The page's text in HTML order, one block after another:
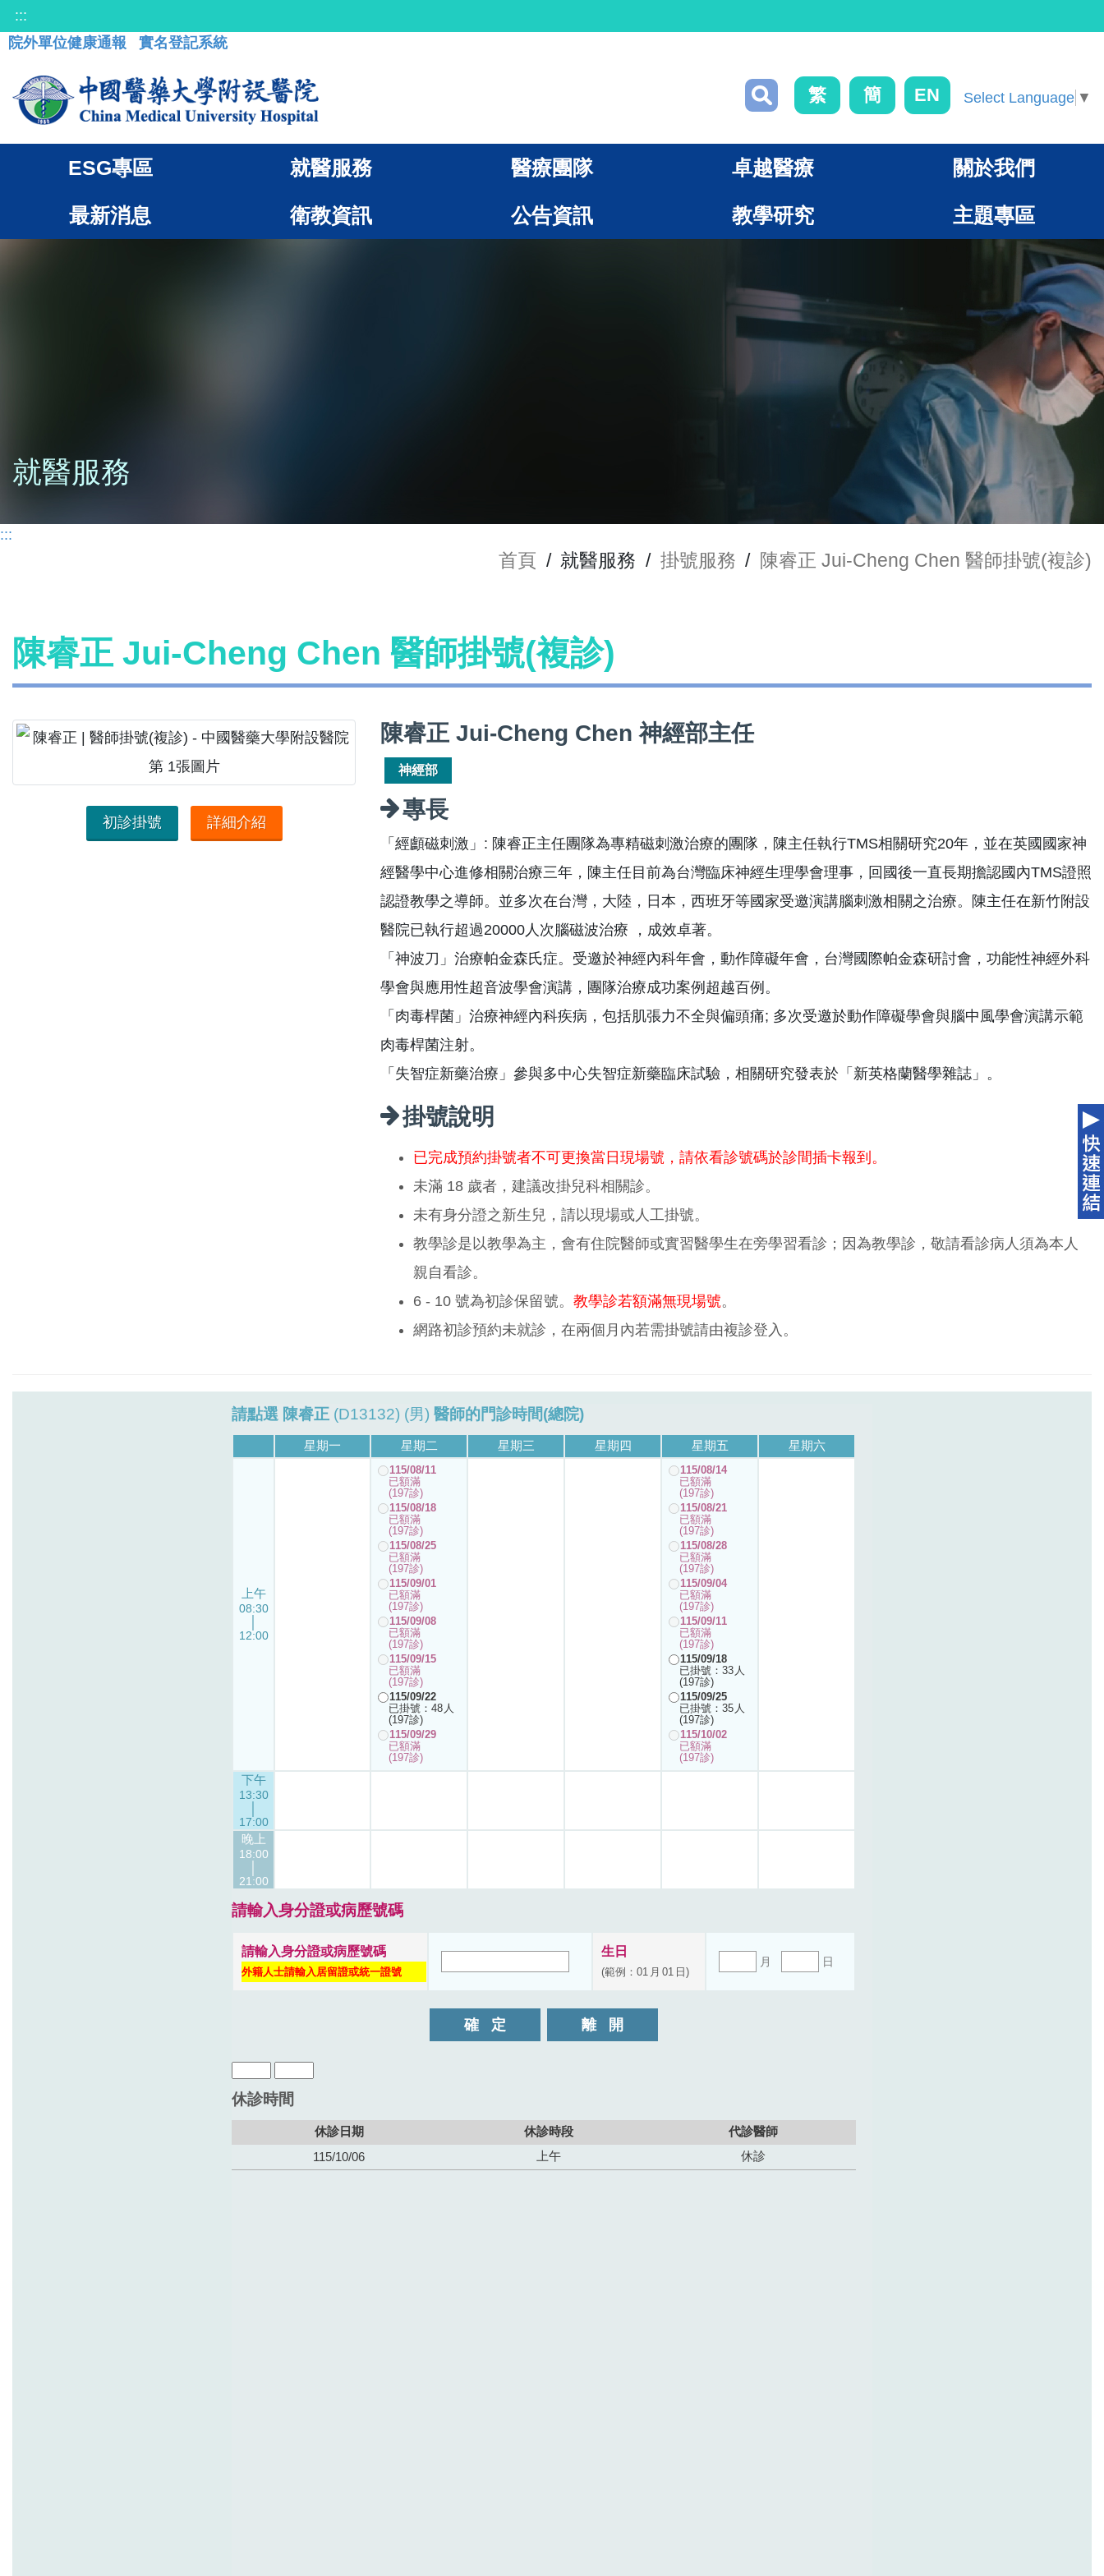
:::
院外單位健康通報
實名登記系統
繁 簡 EN Select Language ▼
ESG專區 就醫服務 醫療團隊 卓越醫療 關於我們
最新消息 衛教資訊 公告資訊 教學研究 主題專區
就醫服務
:::
首頁 / 就醫服務 / 掛號服務 / 陳睿正 Jui-Cheng Chen 醫師掛號(複診)
陳睿正 Jui-Cheng Chen 醫師掛號(複診)
初診掛號 詳細介紹
陳睿正 Jui-Cheng Chen 神經部主任
神經部
專長
「經顱磁刺激」: 陳睿正主任團隊為專精磁刺激治療的團隊，陳主任執行TMS相關研究20年，並在英國國家神
經醫學中心進修相關治療三年，陳主任目前為台灣臨床神經生理學會理事，回國後一直長期擔認國內TMS證照
認證教學之導師。並多次在台灣，大陸，日本，西班牙等國家受邀演講腦刺激相關之治療。陳主任在新竹附設
醫院已執行超過20000人次腦磁波治療 ，成效卓著。
「神波刀」治療帕金森氏症。受邀於神經內科年會，動作障礙年會，台灣國際帕金森研討會，功能性神經外科
學會與應用性超音波學會演講，團隊治療成功案例超越百例。
「肉毒桿菌」治療神經內科疾病，包括肌張力不全與偏頭痛; 多次受邀於動作障礙學會與腦中風學會演講示範
肉毒桿菌注射。
「失智症新藥治療」參與多中心失智症新藥臨床試驗，相關研究發表於「新英格蘭醫學雜誌」。
掛號說明
已完成預約掛號者不可更換當日現場號，請依看診號碼於診間插卡報到。
未滿 18 歲者，建議改掛兒科相關診。
未有身分證之新生兒，請以現場或人工掛號。
教學診是以教學為主，會有住院醫師或實習醫學生在旁學習看診；因為教學診，敬請看診病人須為本人
親自看診。
6 - 10 號為初診保留號。 教學診若額滿無現場號。
網路初診預約未就診，在兩個月內若需掛號請由複診登入。